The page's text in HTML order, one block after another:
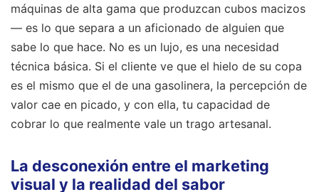
máquinas de alta gama que produzcan cubos macizos
— es lo que separa a un aficionado de alguien que
sabe lo que hace. No es un lujo, es una necesidad
técnica básica. Si el cliente ve que el hielo de su copa
es el mismo que el de una gasolinera, la percepción de
valor cae en picado, y con ella, tu capacidad de
cobrar lo que realmente vale un trago artesanal.
La desconexión entre el marketing
visual y la realidad del sabor